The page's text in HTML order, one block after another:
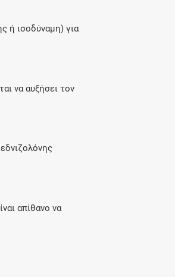
ή ισοδύναμη) για
να αυξήσει τον
απίθανο να